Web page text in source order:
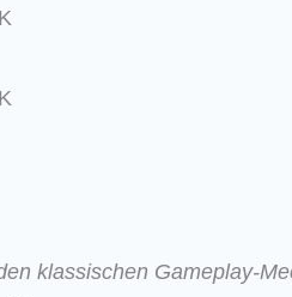
klassischen Gameplay-